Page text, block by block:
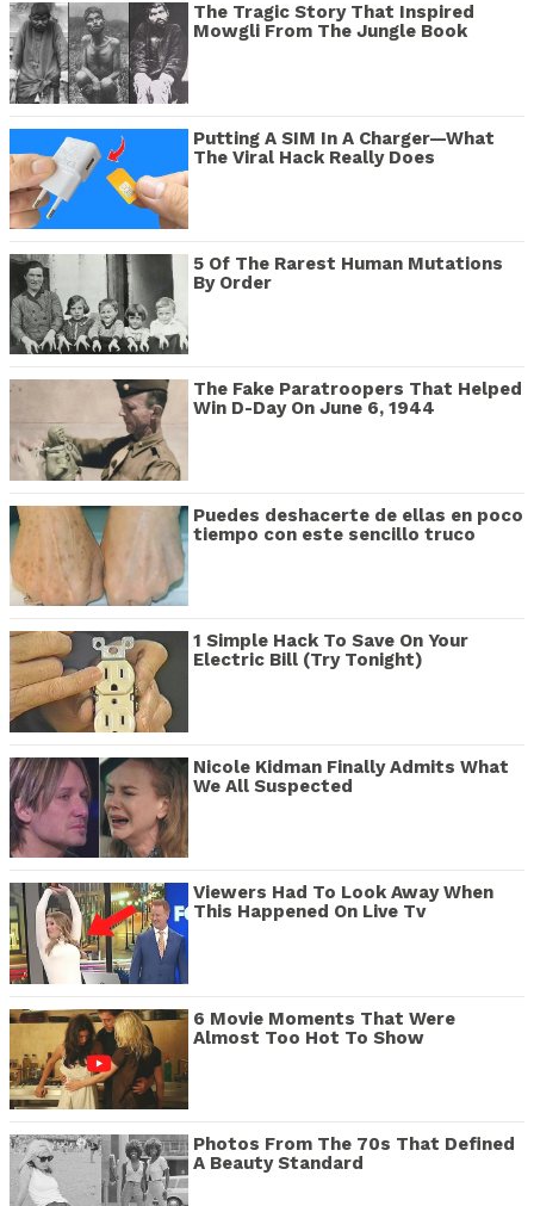
The Tragic Story That Inspired
Mowgli From The Jungle Book
Putting A SIM In A Charger—What
The Viral Hack Really Does
5 Of The Rarest Human Mutations
By Order
The Fake Paratroopers That Helped
Win D-Day On June 6, 1944
Puedes deshacerte de ellas en poco
tiempo con este sencillo truco
1 Simple Hack To Save On Your
Electric Bill (Try Tonight)
Nicole Kidman Finally Admits What
We All Suspected
Viewers Had To Look Away When
This Happened On Live Tv
6 Movie Moments That Were
Almost Too Hot To Show
Photos From The 70s That Defined
A Beauty Standard